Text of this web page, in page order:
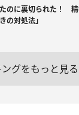
のに裏切られた！
の対処法」
グをもっと見る